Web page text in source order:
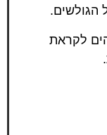
הגולשים.
לקראת